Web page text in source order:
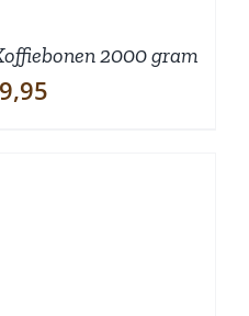
2000 gram